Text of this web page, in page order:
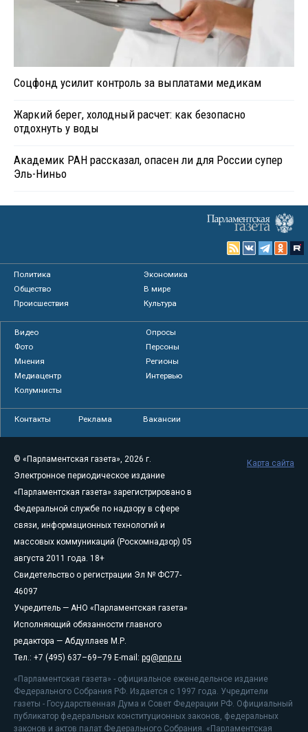
Соцфонд усилит контроль за выплатами медикам
Жаркий берег, холодный расчет: как безопасно
отдохнуть у воды
Академик РАН рассказал, опасен ли для России супер
Эль-Ниньо
Политика
Экономика
Общество
В мире
Происшествия
Культура
Видео
Опросы
Фото
Персоны
Мнения
Регионы
Медиацентр
Интервью
Колумнисты
Контакты Реклама Вакансии
© «Парламентская газета», 2026 г.
Электронное периодическое издание
«Парламентская газета» зарегистрировано в
Федеральной службе по надзору в сфере
связи, информационных технологий и
массовых коммуникаций (Роскомнадзор) 05
августа 2011 года. 18+
Свидетельство о регистрации Эл № ФС77-
46097
Учредитель — АНО «Парламентская газета»
Исполняющий обязанности главного
редактора — Абдуллаев М.Р.
Тел.: +7 (495) 637–69–79 E-mail: pg@pnp.ru
«Парламентская газета» - официальное еженедельное издание
Федерального Собрания РФ. Издается с 1997 года. Учредители
газеты - Государственная Дума и Совет Федерации РФ. Официальный
публикатор федеральных конституционных законов, федеральных
законов и актов палат Федерального Собрания. «Парламентская
Карта сайта